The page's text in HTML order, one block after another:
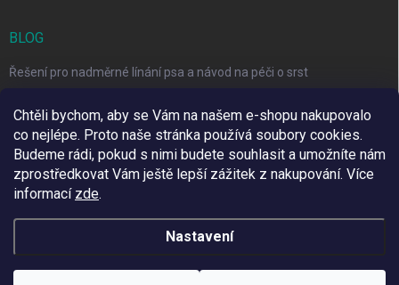
Chtěli bychom, aby se Vám na našem e-shopu nakupovalo
co nejlépe. Proto naše stránka používá soubory cookies.
Budeme rádi, pokud s nimi budete souhlasit a umožníte nám
zprostředkovat Vám ještě lepší zážitek z nakupování. Více
informací zde.
Nastavení
BLOG
Řešení pro nadměrné línání psa a návod na péči o srst
Top 6 značek pro domácí mazlíčky za skvělé ceny
Copyright 2026Grenze Markt Online. Všechna práva vyhrazena.Upravit